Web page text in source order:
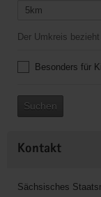
Der Umkreis
Besonders für
Suchen
Kontakt
Sächsisches